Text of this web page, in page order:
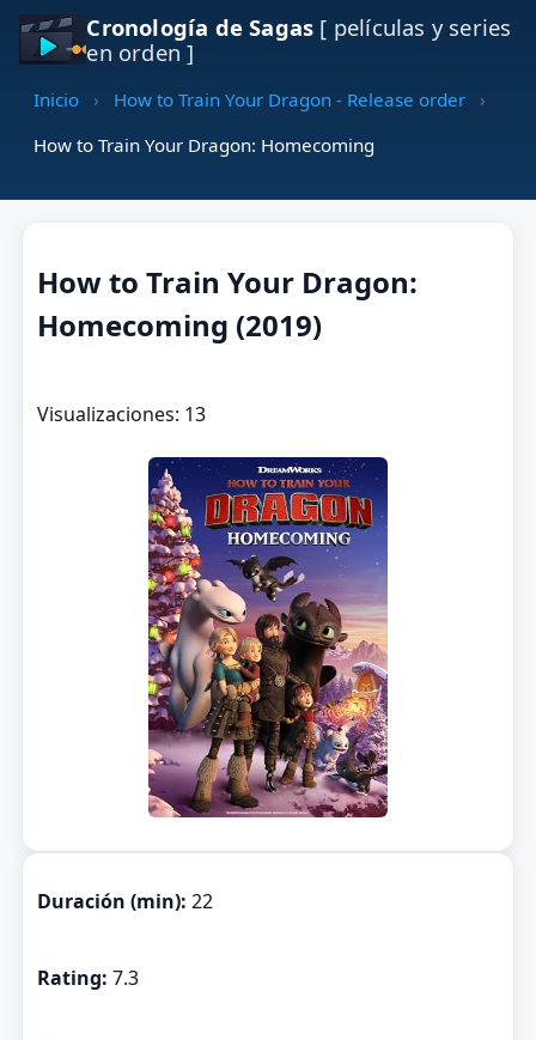
Cronología de Sagas [ películas y series
en orden ]
Inicio › How to Train Your Dragon - Release order
›
How to Train Your Dragon: Homecoming
How to Train Your Dragon:
Homecoming (2019)
Visualizaciones: 13
Duración (min): 22
Rating: 7.3